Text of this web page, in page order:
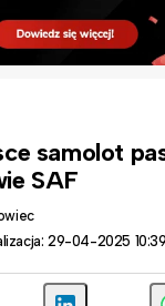
samolot
SAF
29-04-2025 10:39